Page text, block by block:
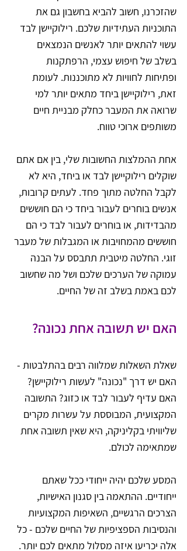
שהזכרנו, חשוב להביא בחשבון גם את
התוכניות העתידיות שלכם. רילוקיישן לבד
עשוי להתאים יותר לאנשים הנמצאים
בשלב של חיפוש עצמי, הרפתקנות
ופתיחות לחוויות לא מתוכננות. לעומת
זאת, רילוקיישן ביחד מתאים יותר למי
שרואה את המעבר כחלק מבניית חיים
משותפים ארוכי טווח.
אחת ההמלצות החשובות שלי, בין אם אתם
שוקלים רילוקיישן לבד או ביחד, היא לא
לקבל החלטה מתוך פחד. לעתים קרובות,
אנשים בוחרים לעבור ביחד כי הם חוששים
מהבדידות, או בוחרים לעבור לבד כי הם
חוששים מהמחויבות או המגבלות של מעבר
זוגי. החלטה מיטבית תתבסס על הבנה
עמוקה של הערכים שלכם ושל מה שחשוב
לכם באמת בשלב זה של החיים.
האם יש תשובה אחת נכונה?
שאלת השאלות שמלווה רבים בהתלבטות -
האם יש דרך "נכונה" לעשות רילוקיישן?
האם עדיף לעבור לבד או כזוג? התשובה
המקצועית, המבוססת על עשרות מקרים
שליוויתי בקליניקה, היא שאין תשובה אחת
שמתאימה לכולם.
המסע שלכם יהיה ייחודי ככל שאתם
ייחודיים. ההתאמה בין סגנון האישיות,
הצרכים הרגשיים, השאיפות המקצועיות
והנסיבות הספציפיות של החיים שלכם - כל
אלה יכריעו איזה מסלול מתאים לכם יותר.